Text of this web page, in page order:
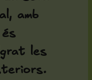
amb
les